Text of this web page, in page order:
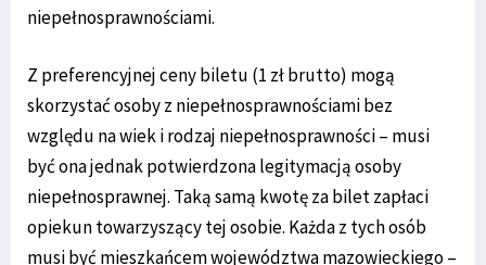
niepełnosprawnościami.
Z preferencyjnej ceny biletu (1 zł brutto) mogą
skorzystać osoby z niepełnosprawnościami bez
względu na wiek i rodzaj niepełnosprawności – musi
być ona jednak potwierdzona legitymacją osoby
niepełnosprawnej. Taką samą kwotę za bilet zapłaci
opiekun towarzyszący tej osobie. Każda z tych osób
musi być mieszkańcem województwa mazowieckiego –